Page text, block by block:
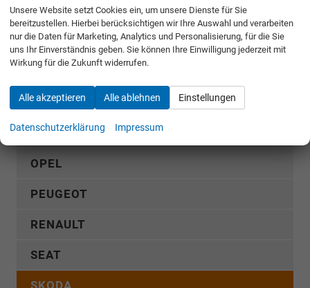
MERCEDES-BENZ
MG
MITSUBISHI
NISSAN
OMODA
OPEL
PEUGEOT
RENAULT
SEAT
Unsere Website setzt Cookies ein, um unsere Dienste für Sie
bereitzustellen. Hierbei berücksichtigen wir Ihre Auswahl und verarbeiten
nur die Daten für Marketing, Analytics und Personalisierung, für die Sie
uns Ihr Einverständnis geben. Sie können Ihre Einwilligung jederzeit mit
Wirkung für die Zukunft widerrufen.
Alle akzeptieren Alle ablehnen Einstellungen
Datenschutzerklärung Impressum